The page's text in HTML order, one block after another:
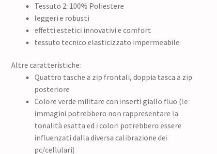
Tessuto 2: 100% Poliestere
leggeri e robusti
effetti estetici innovativi e comfort
tessuto tecnico elasticizzato impermeabile
Altre caratteristiche:
Quattro tasche a zip frontali, doppia tasca a zip
posteriore
Colore verde militare con inserti giallo fluo (le
immagini potrebbero non rappresentare la
tonalità esatta ed i colori potrebbero essere
influenzati dalla diversa calibrazione dei
pc/cellulari)